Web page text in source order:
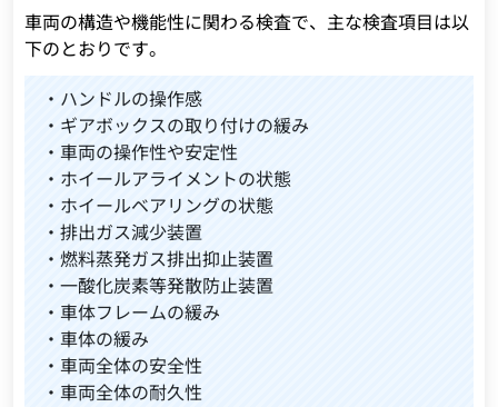
車両の構造や機能性に関わる検査で、主な検査項目は以
下のとおりです。
・ハンドルの操作感
・ギアボックスの取り付けの緩み
・車両の操作性や安定性
・ホイールアライメントの状態
・ホイールベアリングの状態
・排出ガス減少装置
・燃料蒸発ガス排出抑止装置
・一酸化炭素等発散防止装置
・車体フレームの緩み
・車体の緩み
・車両全体の安全性
・車両全体の耐久性